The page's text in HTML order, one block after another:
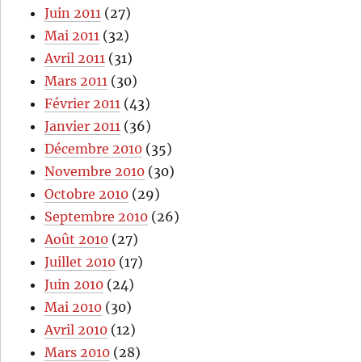
Juin 2011 (27)
Mai 2011 (32)
Avril 2011 (31)
Mars 2011 (30)
Février 2011 (43)
Janvier 2011 (36)
Décembre 2010 (35)
Novembre 2010 (30)
Octobre 2010 (29)
Septembre 2010 (26)
Août 2010 (27)
Juillet 2010 (17)
Juin 2010 (24)
Mai 2010 (30)
Avril 2010 (12)
Mars 2010 (28)